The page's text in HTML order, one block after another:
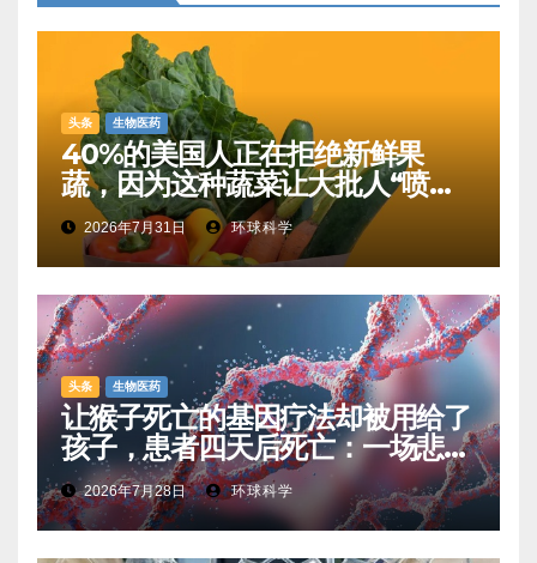
头条 生物医药
40%的美国人正在拒绝新鲜果
蔬，因为这种蔬菜让大批人“喷射
性腹泻”
2026年7月31日 环球科学
头条 生物医药
让猴子死亡的基因疗法却被用给了
孩子，患者四天后死亡：一场悲剧
如何让基因治疗领域停滞十年
2026年7月28日 环球科学